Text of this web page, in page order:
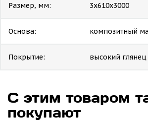
Размер, мм: 3х610х3000
Основа: композитный
Покрытие: высокий глянец
С этим товаром
покупают